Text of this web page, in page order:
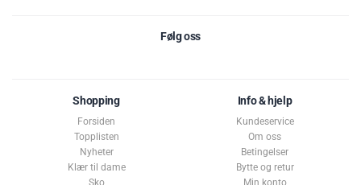
Følg oss
Shopping
Forsiden
Topplisten
Nyheter
Klær til dame
Sko
Info & hjelp
Kundeservice
Om oss
Betingelser
Bytte og retur
Min konto